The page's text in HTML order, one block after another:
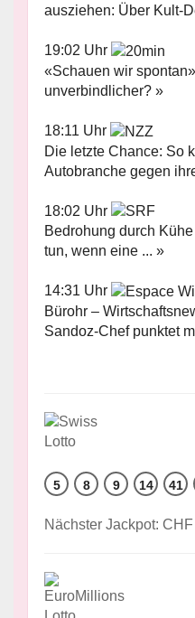
ausziehen: Über Kult-
19:02 Uhr
«Schauen wir
unverbindlicher? »
18:11 Uhr
Die letzte Chance: So
Autobranche gegen
18:02 Uhr
Bedrohung durch
tun, wenn eine ... »
14:31 Uhr
Bürohr –
Sandoz-Chef punktet
5 8 9 14 41
Nächster Jackpot: